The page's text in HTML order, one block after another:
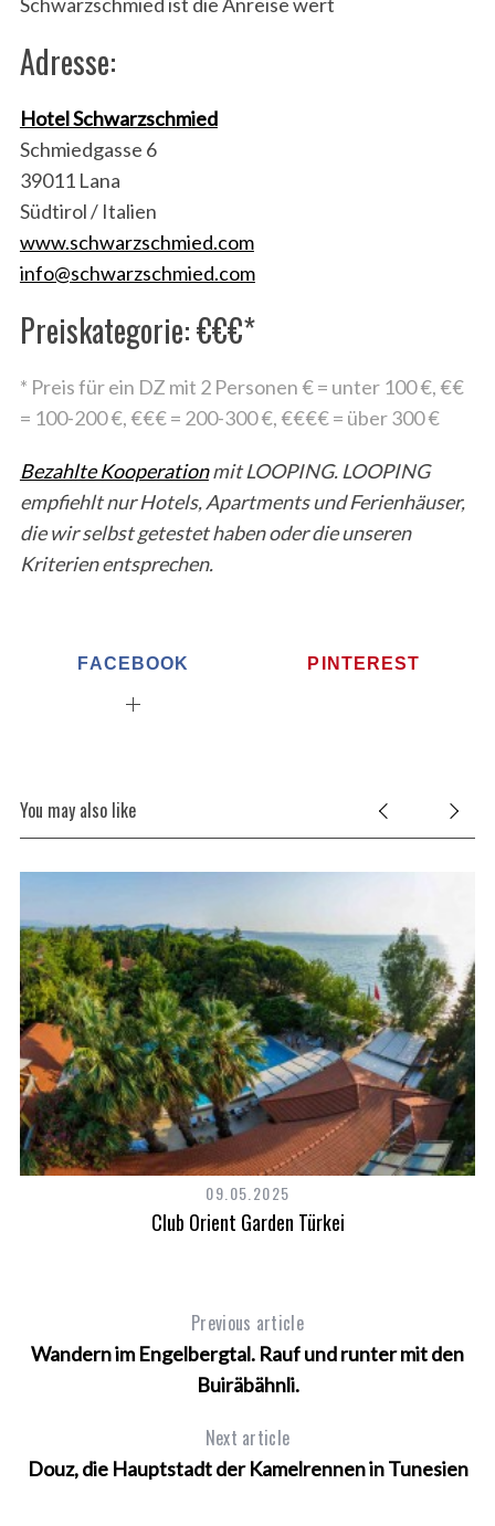
Adresse:
Hotel Schwarzschmied
Schmiedgasse 6
39011 Lana
Südtirol / Italien
www.schwarzschmied.com
info@schwarzschmied.com
Preiskategorie: €€€*
* Preis für ein DZ mit 2 Personen € = unter 100 €, €€
= 100-200 €, €€€ = 200-300 €, €€€€ = über 300 €
Bezahlte Kooperationmit LOOPING. LOOPING
empfiehlt nur Hotels, Apartments und Ferienhäuser,
die wir selbst getestet haben oder die unseren
Kriterien entsprechen.
FACEBOOK PINTEREST
You may also like
09.05.2025
Club Orient Garden Türkei
Previous article
Wandern im Engelbergtal. Rauf und runter mit den
Buiräbähnli.
Next article
Douz, die Hauptstadt der Kamelrennen in Tunesien